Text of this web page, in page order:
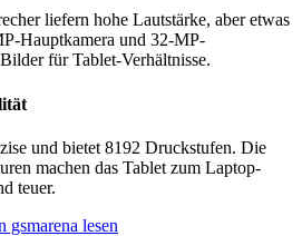
liefern hohe Lautstärke, aber etwas
Hauptkamera und 32-MP-
für Tablet-Verhältnisse.
und bietet 8192 Druckstufen. Die
machen das Tablet zum Laptop-
teuer.
gsmarena lesen